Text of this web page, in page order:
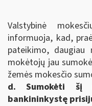
Valstybinė
informuoja, kad,
pateikimo,
mokėtojų jau
žemės mokesčio
d. Sumokėti šį
bankininkystę